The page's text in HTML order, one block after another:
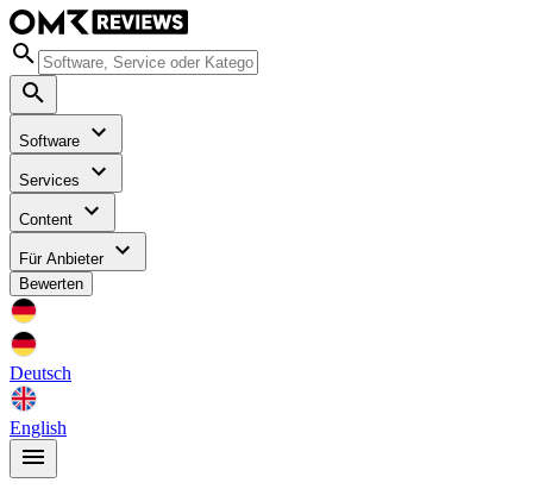
Software
Services
Content
Für Anbieter
Bewerten
Deutsch
English